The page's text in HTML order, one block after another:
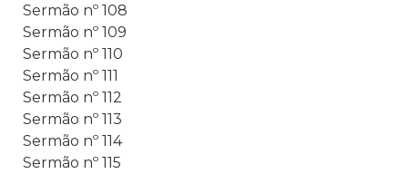
Sermão nº 108
Sermão nº 109
Sermão nº 110
Sermão nº 111
Sermão nº 112
Sermão nº 113
Sermão nº 114
Sermão nº 115